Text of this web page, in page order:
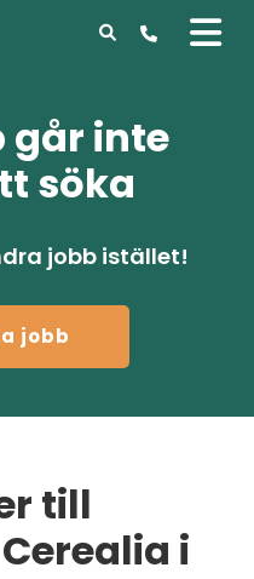
går inte
söka
jobb istället!
jobb
till
i